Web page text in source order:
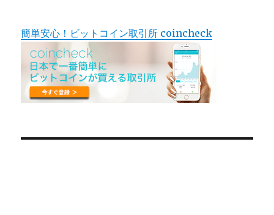
簡単安心！ビットコイン取引所 coincheck